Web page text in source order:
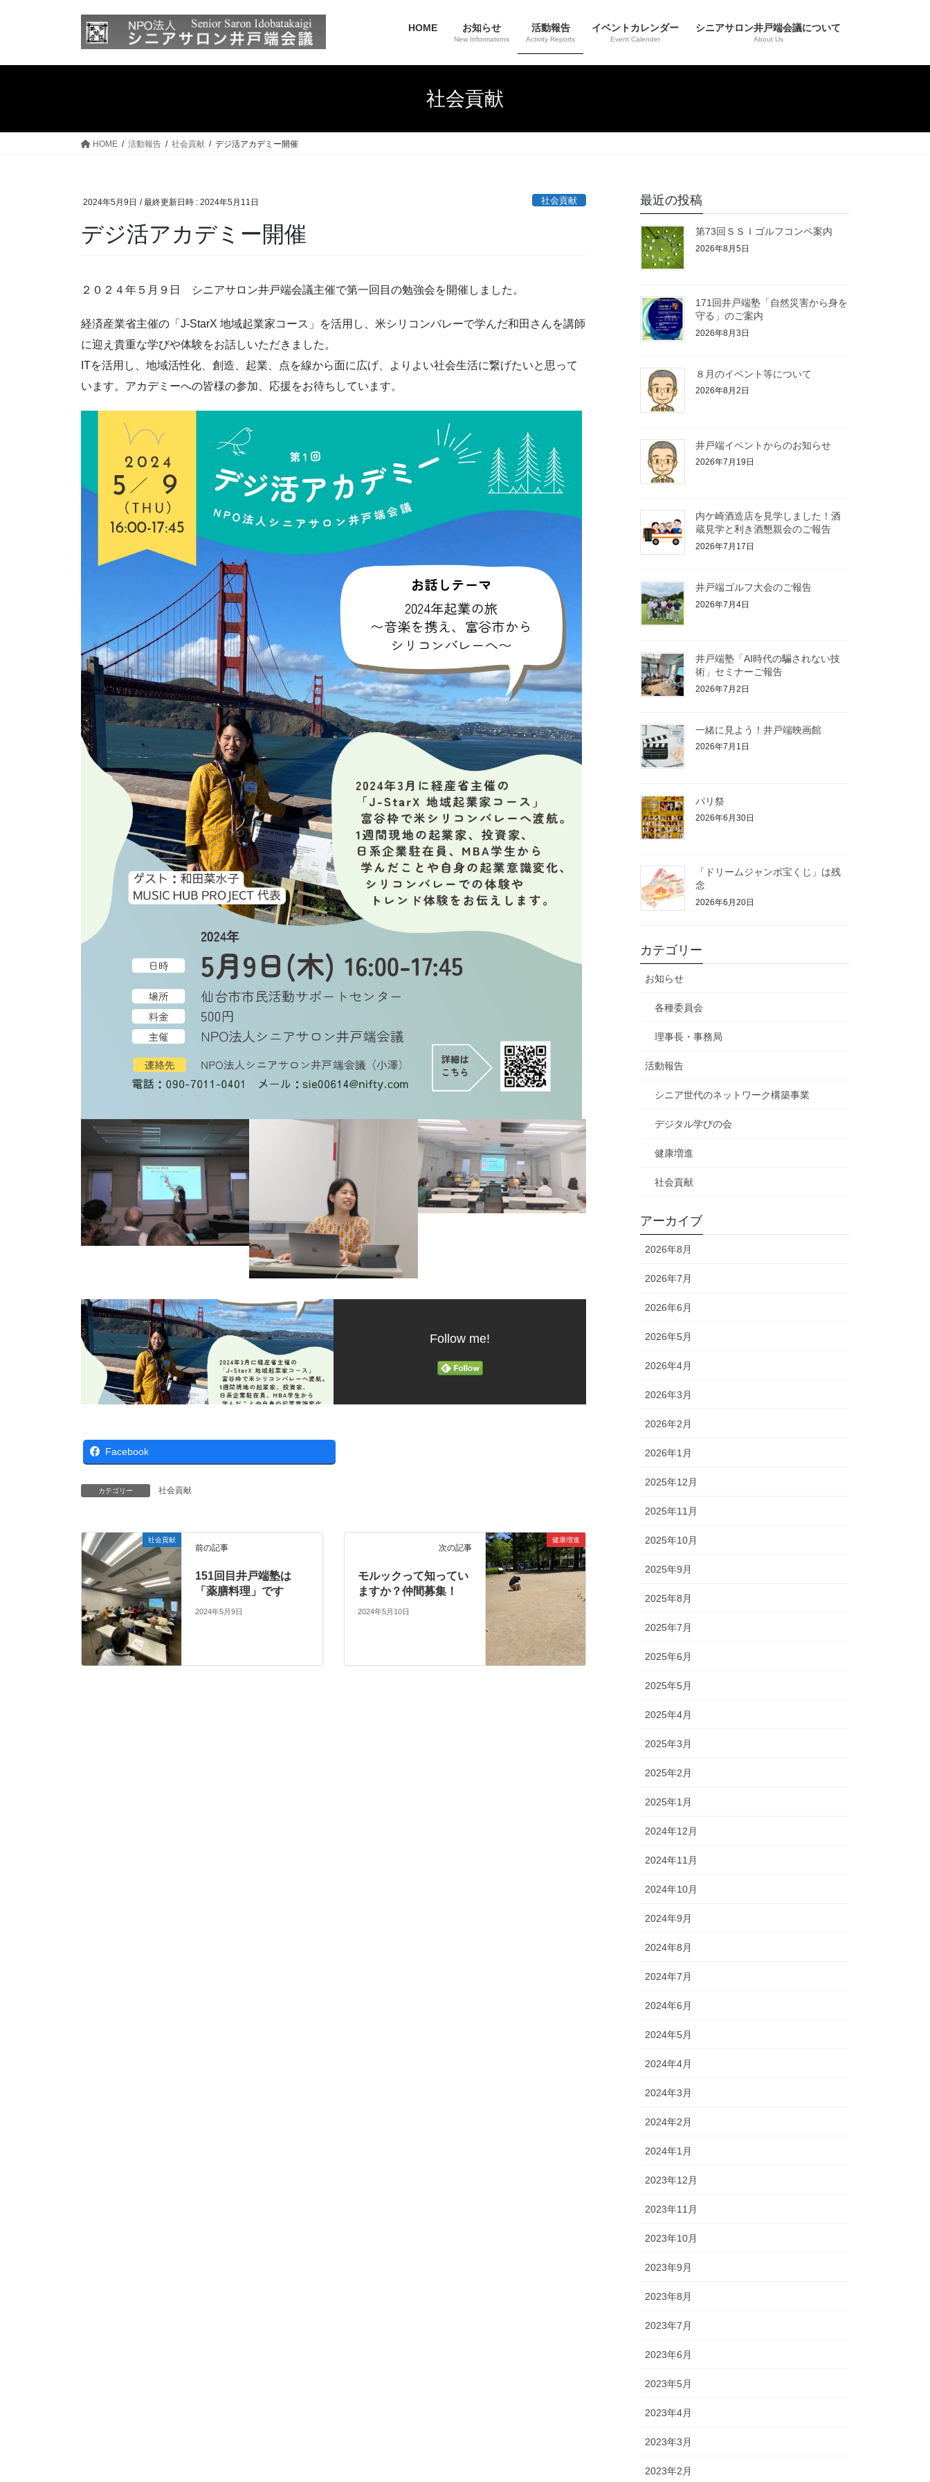
HOME お知らせ
New Informations
活動報告
Activity Reports
イベントカレンダー
Event Calender
シニアサロン井戸端会議について
About Us
社会貢献
HOME 活動報告 社会貢献 デジ活アカデミー開催
2024年5月9日 / 最終更新日時 : 2024年5月11日 社会貢献
デジ活アカデミー開催
２０２４年５月９日 シニアサロン井戸端会議主催で第一回目の勉強会を開催しました。
経済産業省主催の「J-StarX 地域起業家コース」を活用し、米シリコンバレーで学んだ和田さんを講師
に迎え貴重な学びや体験をお話しいただきました。
ITを活用し、地域活性化、創造、起業、点を線から面に広げ、よりよい社会生活に繋げたいと思って
います。アカデミーへの皆様の参加、応援をお待ちしています。
Follow me!
Facebook
カテゴリー 社会貢献
社会貢献
前の記事
151回目井戸端塾は
「薬膳料理」です
2024年5月9日
健康増進
次の記事
モルックって知ってい
ますか？仲間募集！
2024年5月10日
最近の投稿
第73回ＳＳＩゴルフコンペ案内
2026年8月5日
171回井戸端塾「自然災害から身を
守る」のご案内
2026年8月3日
８月のイベント等について
2026年8月2日
井戸端イベントからのお知らせ
2026年7月19日
内ケ崎酒造店を見学しました！酒
蔵見学と利き酒懇親会のご報告
2026年7月17日
井戸端ゴルフ大会のご報告
2026年7月4日
井戸端塾「AI時代の騙されない技
術」セミナーご報告
2026年7月2日
一緒に見よう！井戸端映画館
2026年7月1日
パリ祭
2026年6月30日
「ドリームジャンボ宝くじ」は残
念
2026年6月20日
カテゴリー
お知らせ
各種委員会
理事長・事務局
活動報告
シニア世代のネットワーク構築事業
デジタル学びの会
健康増進
社会貢献
アーカイブ
2026年8月
2026年7月
2026年6月
2026年5月
2026年4月
2026年3月
2026年2月
2026年1月
2025年12月
2025年11月
2025年10月
2025年9月
2025年8月
2025年7月
2025年6月
2025年5月
2025年4月
2025年3月
2025年2月
2025年1月
2024年12月
2024年11月
2024年10月
2024年9月
2024年8月
2024年7月
2024年6月
2024年5月
2024年4月
2024年3月
2024年2月
2024年1月
2023年12月
2023年11月
2023年10月
2023年9月
2023年8月
2023年7月
2023年6月
2023年5月
2023年4月
2023年3月
2023年2月